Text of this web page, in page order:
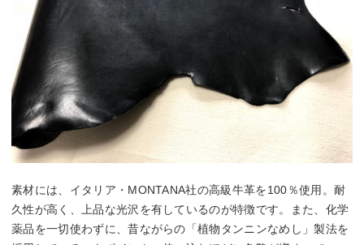
素材には、イタリア・MONTANA社の高級牛革を100％使用。耐
久性が高く、上品な光沢を有しているのが特徴です。また、化学
薬品を一切使わずに、昔ながらの「植物タンニンなめし」製法を